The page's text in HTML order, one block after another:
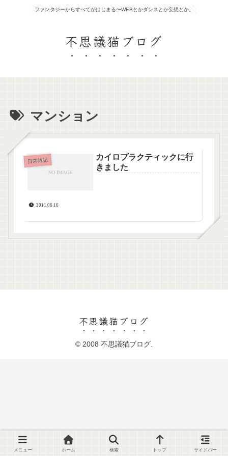
ファンタジーからすべてがはじまる〜WEBとかダンスとか妄想とか。
不思議猫ブログ
マンション
日常雑記
カイロプラクティックに行
きました
2011.06.16
不思議猫ブログ
© 2008 不思議猫ブログ.
メニュー ホーム 検索 トップ サイドバー